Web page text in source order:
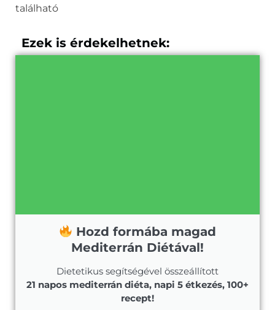
található
Ezek is érdekelhetnek:
Hozd formába magad
Mediterrán Diétával!
Dietetikus segítségével összeállított
21 napos mediterrán diéta, napi 5 étkezés, 100+
recept!